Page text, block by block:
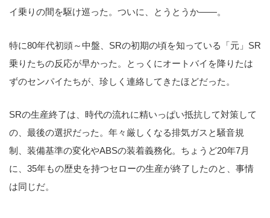
イ乗りの間を駆け巡った。ついに、とうとうか――。
特に80年代初頭～中盤、SRの初期の頃を知っている「元」SR
乗りたちの反応が早かった。とっくにオートバイを降りたは
ずのセンパイたちが、珍しく連絡してきたほどだった。
SRの生産終了は、時代の流れに精いっぱい抵抗して対策して
の、最後の選択だった。年々厳しくなる排気ガスと騒音規
制、装備基準の変化やABSの装着義務化。ちょうど20年7月
に、35年もの歴史を持つセローの生産が終了したのと、事情
は同じだ。